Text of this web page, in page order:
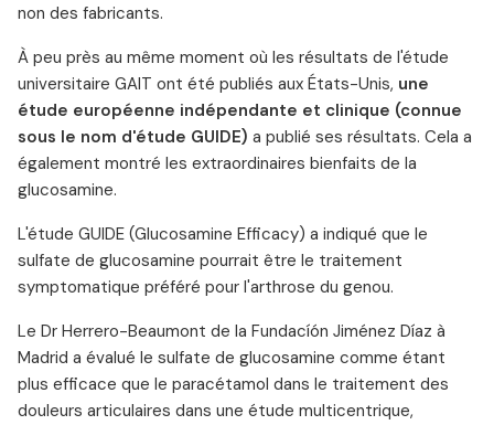
non des fabricants.
À peu près au même moment où les résultats de l'étude
universitaire GAIT ont été publiés aux États-Unis, une
étude européenne indépendante et clinique (connue
sous le nom d'étude GUIDE) a publié ses résultats. Cela a
également montré les extraordinaires bienfaits de la
glucosamine.
L'étude GUIDE (Glucosamine Efficacy) a indiqué que le
sulfate de glucosamine pourrait être le traitement
symptomatique préféré pour l'arthrose du genou.
Le Dr Herrero-Beaumont de la Fundacíón Jiménez Díaz à
Madrid a évalué le sulfate de glucosamine comme étant
plus efficace que le paracétamol dans le traitement des
douleurs articulaires dans une étude multicentrique,